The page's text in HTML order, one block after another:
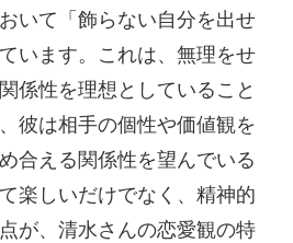
いて「飾らない自分を出せ
います。これは、無理をせ
係性を理想としていること
彼は相手の個性や価値観を
合える関係性を望んでいる
楽しいだけでなく、精神的
が、清水さんの恋愛観の特